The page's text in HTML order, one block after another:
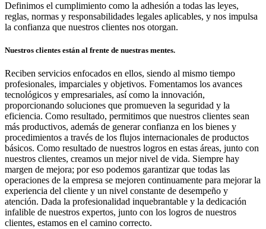
Definimos el cumplimiento como la adhesión a todas las leyes,
reglas, normas y responsabilidades legales aplicables, y nos impulsa
la confianza que nuestros clientes nos otorgan.
Nuestros clientes están al frente de nuestras mentes.
Reciben servicios enfocados en ellos, siendo al mismo tiempo
profesionales, imparciales y objetivos. Fomentamos los avances
tecnológicos y empresariales, así como la innovación,
proporcionando soluciones que promueven la seguridad y la
eficiencia. Como resultado, permitimos que nuestros clientes sean
más productivos, además de generar confianza en los bienes y
procedimientos a través de los flujos internacionales de productos
básicos. Como resultado de nuestros logros en estas áreas, junto con
nuestros clientes, creamos un mejor nivel de vida. Siempre hay
margen de mejora; por eso podemos garantizar que todas las
operaciones de la empresa se mejoren continuamente para mejorar la
experiencia del cliente y un nivel constante de desempeño y
atención. Dada la profesionalidad inquebrantable y la dedicación
infalible de nuestros expertos, junto con los logros de nuestros
clientes, estamos en el camino correcto.